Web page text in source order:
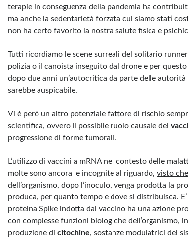
terapie in conseguenza della pandemia ha
ma anche la sedentarietà forzata cui siamo stati
non ha certo favorito la nostra salute fisica e
Tutti ricordiamo le scene surreali del solitario
polizia o il canoista inseguito dal drone e per
dopo due anni un’autocritica da parte delle
sarebbe auspicabile.
Vi è però un altro potenziale fattore di rischio
scientifica, ovvero il possibile ruolo causale dei
progressione di forme tumorali.
L’utilizzo di vaccini a mRNA nel contesto delle
molte sono ancora le incognite al riguardo, visto
dell’organismo, dopo l’inoculo, venga prodotta la
produca, per quanto tempo e dove si distribuisca.
proteina Spike indotta dal vaccino ha una azione
con complesse funzioni biologiche dell’organismo,
produzione di citochine, sostanze modulatrici del